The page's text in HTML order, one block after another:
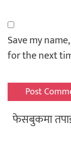
Save my
for the next
फेसबुकमा